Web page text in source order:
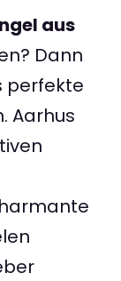
aus
Dann
perfekte
Aarhus